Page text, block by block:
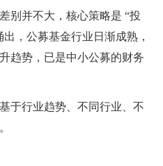
别并不大，核心策略是 “投
，公募基金行业日渐成熟，
趋势，已是中小公募的财务
于行业趋势、不同行业、不